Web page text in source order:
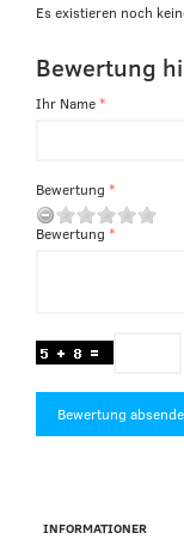
Es existieren noch
Bewertung
Ihr Name
Bewertung
Bewertung
Bewertung
INFORMATIONER